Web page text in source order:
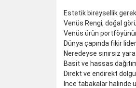
Estetik bireysellik
Venüs Rengi, doğal
Venüs ürün
Dünya çapında fikir
Neredeyse sınırsız
Basit ve hassas
Direkt ve endirekt
İnce tabakalar halinde